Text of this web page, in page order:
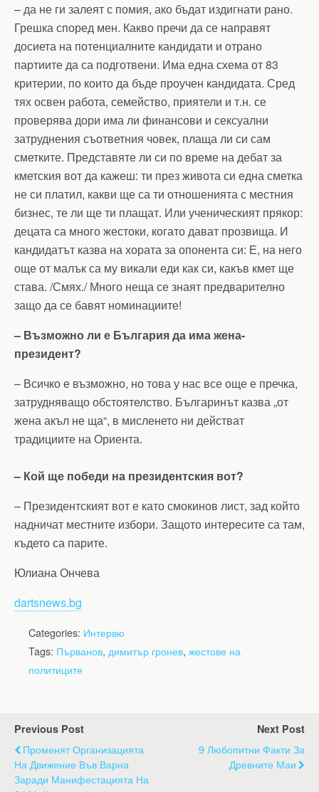
– да не ги залеят с помия, ако бъдат издигнати рано.
Грешка според мен. Какво пречи да се направят
досиета на потенциалните кандидати и отрано
партиите да са подготвени. Има една схема от 83
критерии, по които да бъде проучен кандидата. Сред
тях освен работа, семейство, приятели и т.н. се
проверява дори има ли финансови и сексуални
затруднения съответния човек, плаща ли си сам
сметките. Представяте ли си по време на дебат за
кметския вот да кажеш: ти през живота си една сметка
не си платил, какви ще са ти отношенията с местния
бизнес, те ли ще ти плащат. Или ученическият прякор:
децата са много жестоки, когато дават прозвища. И
кандидатът казва на хората за опонента си: Е, на него
още от малък са му викали еди как си, какъв кмет ще
става. /Смях./ Много неща се знаят предварително
защо да се бавят номинациите!
– Възможно ли е България да има жена-
президент?
– Всичко е възможно, но това у нас все още е пречка,
затрудняващо обстоятелство. Българинът казва „от
жена акъл не ща“, в мисленето ни действат
традициите на Ориента.
– Кой ще победи на президентския вот?
– Президентският вот е като смокинов лист, зад който
надничат местните избори. Защото интересите са там,
където са парите.
Юлиана Ончева
dartsnews.bg
Categories: Интервю
Tags: Първанов, димитър гронев, жестове на
политиците
Previous Post
Променят Организацията
На Движение Във Варна
Заради Манифестацията На
Next Post
9 Любопитни Факти За
Древните Маи